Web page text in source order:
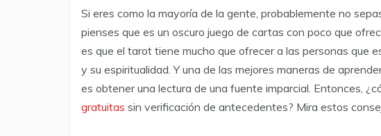
Si eres como la mayoría de la gente, probablemente no
pienses que es un oscuro juego de cartas con poco que
es que el tarot tiene mucho que ofrecer a las personas que
y su espiritualidad. Y una de las mejores maneras de
es obtener una lectura de una fuente imparcial. Entonces,
gratuitas sin verificación de antecedentes? Mira estos